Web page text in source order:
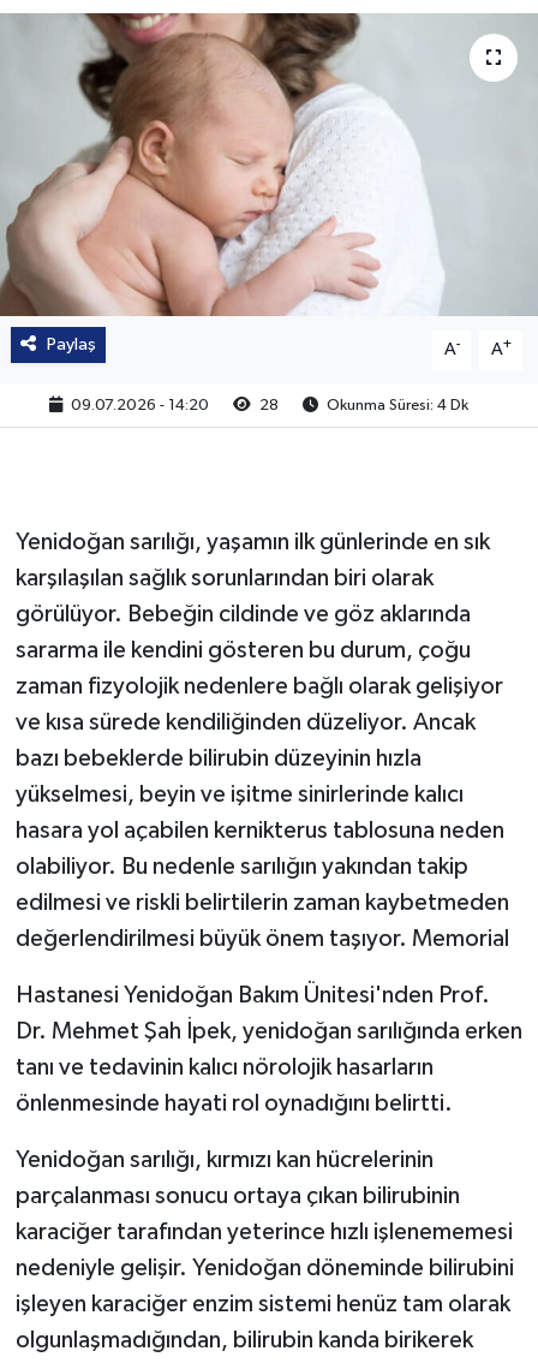
Paylaş A- A+
09.07.2026 - 14:20 28 Okunma Süresi: 4 Dk
Yenidoğan sarılığı, yaşamın ilk günlerinde en sık
karşılaşılan sağlık sorunlarından biri olarak
görülüyor. Bebeğin cildinde ve göz aklarında
sararma ile kendini gösteren bu durum, çoğu
zaman fizyolojik nedenlere bağlı olarak gelişiyor
ve kısa sürede kendiliğinden düzeliyor. Ancak
bazı bebeklerde bilirubin düzeyinin hızla
yükselmesi, beyin ve işitme sinirlerinde kalıcı
hasara yol açabilen kernikterus tablosuna neden
olabiliyor. Bu nedenle sarılığın yakından takip
edilmesi ve riskli belirtilerin zaman kaybetmeden
değerlendirilmesi büyük önem taşıyor. Memorial
Hastanesi Yenidoğan Bakım Ünitesi'nden Prof.
Dr. Mehmet Şah İpek, yenidoğan sarılığında erken
tanı ve tedavinin kalıcı nörolojik hasarların
önlenmesinde hayati rol oynadığını belirtti.
Yenidoğan sarılığı, kırmızı kan hücrelerinin
parçalanması sonucu ortaya çıkan bilirubinin
karaciğer tarafından yeterince hızlı işlenememesi
nedeniyle gelişir. Yenidoğan döneminde bilirubini
işleyen karaciğer enzim sistemi henüz tam olarak
olgunlaşmadığından, bilirubin kanda birikerek